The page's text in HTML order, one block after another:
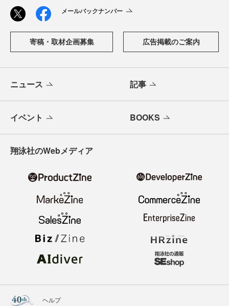
メールバックナンバー
寄稿・取材企画募集 広告掲載のご案内
ニュース 記事
イベント BOOKS
翔泳社のWebメディア
ヘルプ